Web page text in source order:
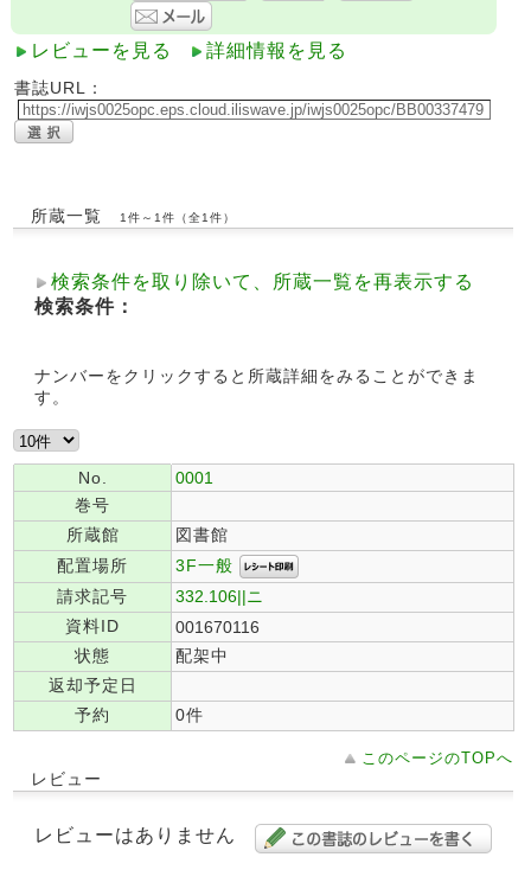
レビューを見る 詳細情報を見る
書誌URL：
所蔵一覧 1件～1件（全1件）
検索条件を取り除いて、所蔵一覧を再表示する
検索条件：
ナンバーをクリックすると所蔵詳細をみることができま
す。
No.
0001
巻号
所蔵館
図書館
配置場所
3F一般
請求記号
332.106||ニ
資料ID
001670116
状態
配架中
返却予定日
予約
0件
このページのTOPへ
レビュー
レビューはありません